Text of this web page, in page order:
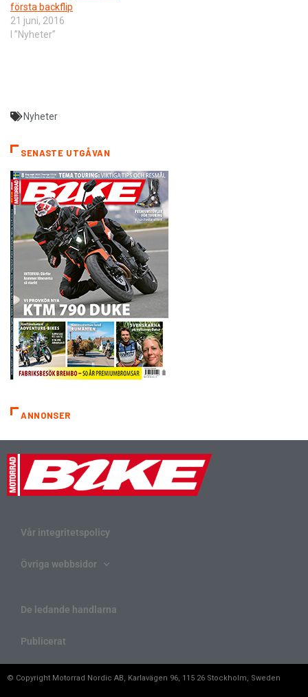
första backflip
21 juni, 2016
I ”Nyheter”
Nyheter
SENASTE UTGÅVAN
ANNONSER
Vår integritetspolicy
Övriga webbsidor
De ledande handlarna
Publicerat
© Copyright Motorrad Nordic AB, Karlavägen 96, 115 26 Stockholm, Sweden